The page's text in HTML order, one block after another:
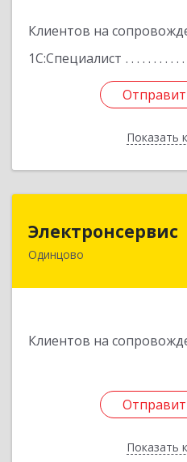
Клиентов на
1С:Специалист
Показать
Электронсервис
Одинцово
Клиентов на
Показать
143050,